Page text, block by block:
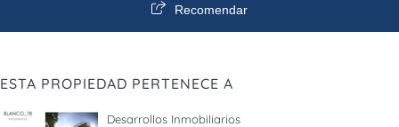
Recomendar
ESTA PROPIEDAD PERTENECE A
Desarrollos Inmobiliarios